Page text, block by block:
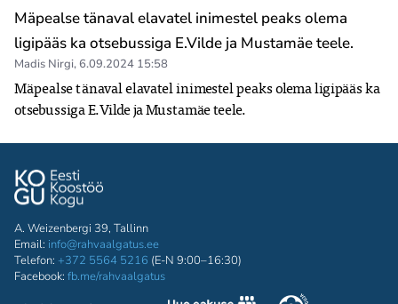
Mäpealse tänaval elavatel inimestel peaks olema
ligipääs ka otsebussiga E.Vilde ja Mustamäe teele.
Madis Nirgi,6.09.2024 15:58
Mäpealse tänaval elavatel inimestel peaks olema ligipääs ka
otsebussiga E.Vilde ja Mustamäe teele.
A. Weizenbergi 39, Tallinn
Email: info@rahvaalgatus.ee
Telefon: +372 5564 5216 (E-N 9:00–16:30)
Facebook: fb.me/rahvaalgatus